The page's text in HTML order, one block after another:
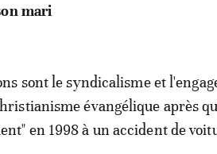
mari
sont le syndicalisme et
évangélique après
en 1998 à un accident de